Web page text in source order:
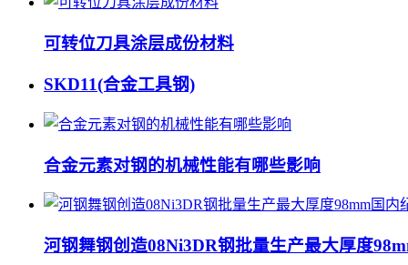
可转位刀具涂层成份材料
SKD11(合金工具钢)
合金元素对钢的机械性能有哪些影响
河钢舞钢创造08Ni3DR钢批量生产最大厚度